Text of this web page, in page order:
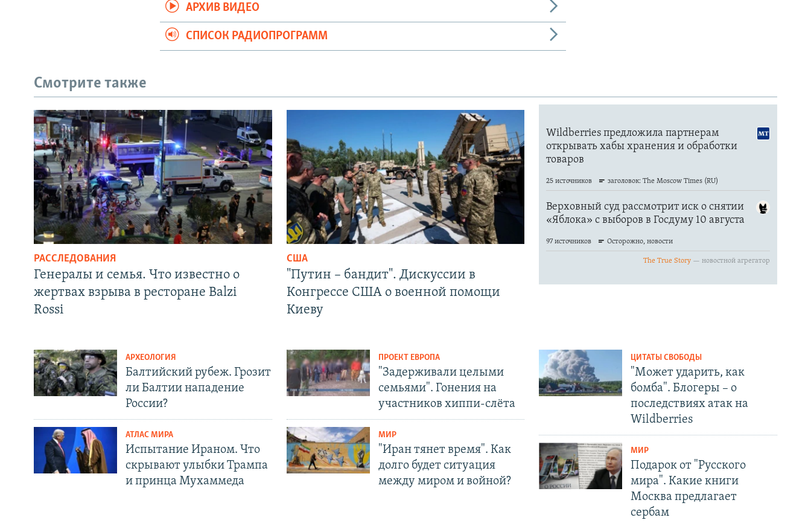
АРХИВ ВИДЕО
СПИСОК РАДИОПРОГРАММ
Смотрите также
РАССЛЕДОВАНИЯ
Генералы и семья. Что известно о
жертвах взрыва в ресторане Balzi
Rossi
США
"Путин – бандит". Дискуссии в
Конгрессе США о военной помощи
Киеву
АРХЕОЛОГИЯ
Балтийский рубеж. Грозит
ли Балтии нападение
России?
АТЛАС МИРА
Испытание Ираном. Что
скрывают улыбки Трампа
и принца Мухаммеда
ПРОЕКТ ЕВРОПА
"Задерживали целыми
семьями". Гонения на
участников хиппи-слёта
МИР
"Иран тянет время". Как
долго будет ситуация
между миром и войной?
ЦИТАТЫ СВОБОДЫ
"Может ударить, как
бомба". Блогеры – о
последствиях атак на
Wildberries
МИР
Подарок от "Русского
мира". Какие книги
Москва предлагает
сербам